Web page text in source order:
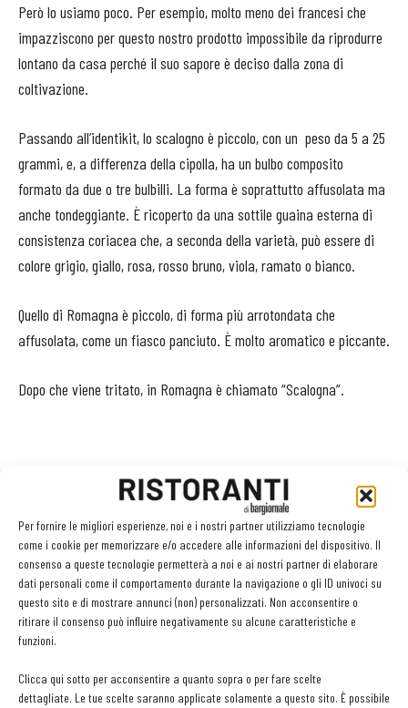
Per fornire le migliori esperienze, noi e i nostri partner utilizziamo tecnologie
come i cookie per memorizzare e/o accedere alle informazioni del dispositivo. Il
consenso a queste tecnologie permetterà a noi e ai nostri partner di elaborare
dati personali come il comportamento durante la navigazione o gli ID univoci su
questo sito e di mostrare annunci (non) personalizzati. Non acconsentire o
ritirare il consenso può influire negativamente su alcune caratteristiche e
funzioni.
Clicca qui sotto per acconsentire a quanto sopra o per fare scelte
dettagliate. Le tue scelte saranno applicate solamente a questo sito. È possibile
Però lo usiamo poco. Per esempio, molto meno dei francesi che
impazziscono per questo nostro prodotto impossibile da riprodurre
lontano da casa perché il suo sapore è deciso dalla zona di
coltivazione.
Passando all’identikit, lo scalogno è piccolo, con un peso da 5 a 25
grammi, e, a differenza della cipolla, ha un bulbo composito
formato da due o tre bulbilli. La forma è soprattutto affusolata ma
anche tondeggiante. È ricoperto da una sottile guaina esterna di
consistenza coriacea che, a seconda della varietà, può essere di
colore grigio, giallo, rosa, rosso bruno, viola, ramato o bianco.
Quello di Romagna è piccolo, di forma più arrotondata che
affusolata, come un fiasco panciuto. È molto aromatico e piccante.
Dopo che viene tritato, in Romagna è chiamato “Scalogna”.
In viaggio con Ristoranti nell'Italia delle specialità
Da conoscere, usare, valorizzare
TAG